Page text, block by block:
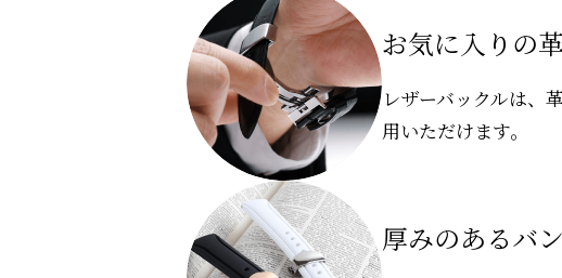
お気に入りの
レザーバックルは、
用いただけます。
厚みのあるバ